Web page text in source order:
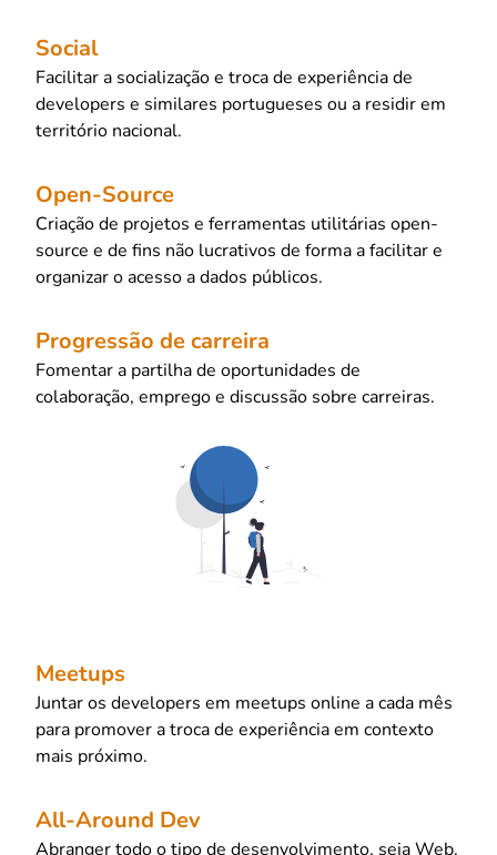
Social
Facilitar a socialização e troca de experiência de
developers e similares portugueses ou a residir em
território nacional.
Open-Source
Criação de projetos e ferramentas utilitárias open-
source e de fins não lucrativos de forma a facilitar e
organizar o acesso a dados públicos.
Progressão de carreira
Fomentar a partilha de oportunidades de
colaboração, emprego e discussão sobre carreiras.
Meetups
Juntar os developers em meetups online a cada mês
para promover a troca de experiência em contexto
mais próximo.
All-Around Dev
Abranger todo o tipo de desenvolvimento, seja Web,